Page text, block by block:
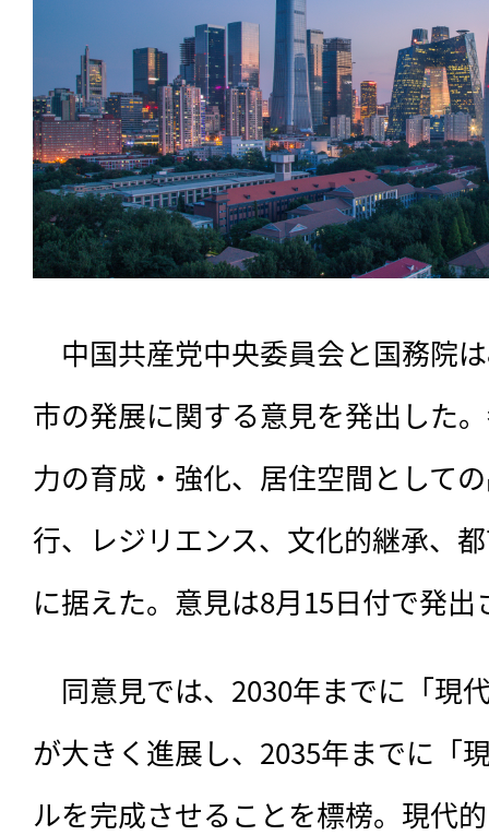
中国共産党中央委員会と国務院
市の発展に関する意見を発出した
力の育成・強化、居住空間として
行、レジリエンス、文化的継承、
に据えた。意見は8月15日付で発出
同意見では、2030年までに「現
が大きく進展し、2035年までに「
ルを完成させることを標榜。現代